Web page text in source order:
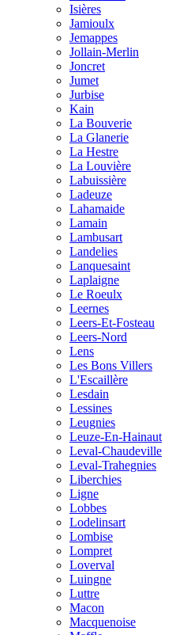
Isières
Jamioulx
Jemappes
Jollain-Merlin
Joncret
Jumet
Jurbise
Kain
La Bouverie
La Glanerie
La Hestre
La Louvière
Labuissière
Ladeuze
Lahamaide
Lamain
Lambusart
Landelies
Lanquesaint
Laplaigne
Le Roeulx
Leernes
Leers-Et-Fosteau
Leers-Nord
Lens
Les Bons Villers
L'Escaillère
Lesdain
Lessines
Leugnies
Leuze-En-Hainaut
Leval-Chaudeville
Leval-Trahegnies
Liberchies
Ligne
Lobbes
Lodelinsart
Lombise
Lompret
Loverval
Luingne
Luttre
Macon
Macquenoise